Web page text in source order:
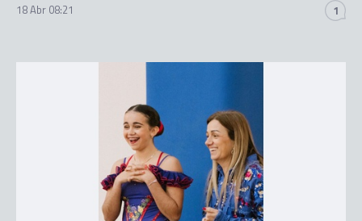
18 Abr 08:21 1